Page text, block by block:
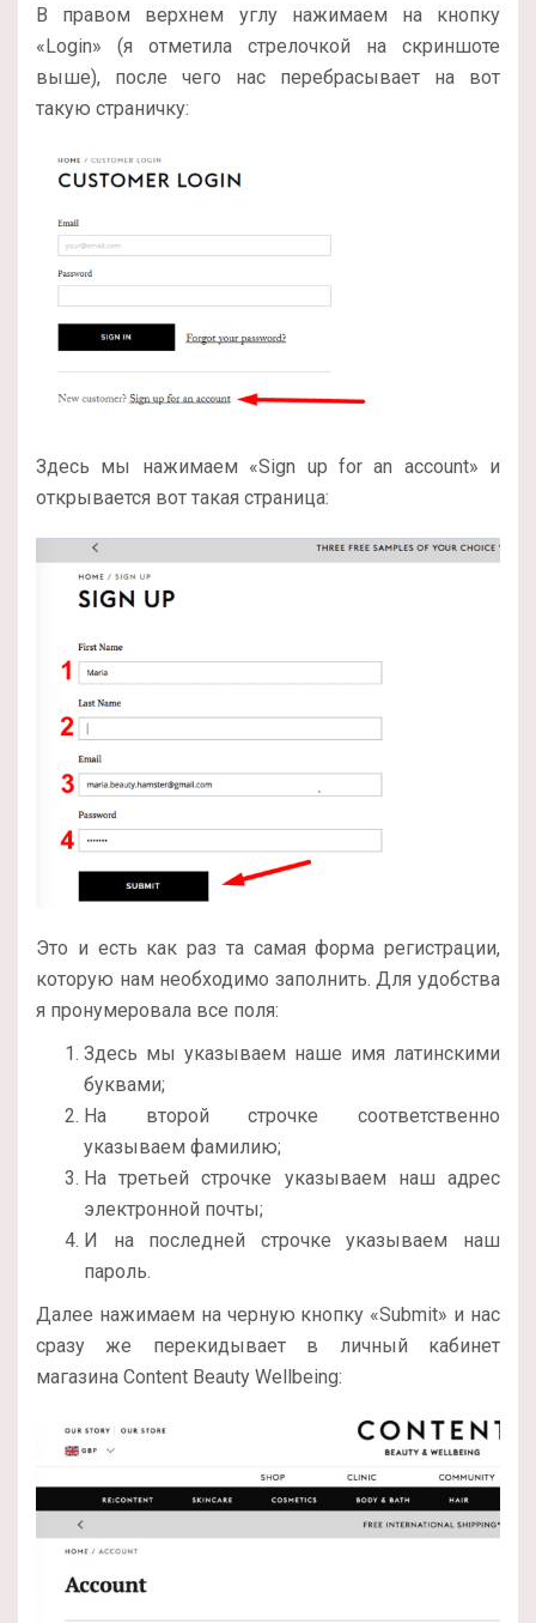
В правом верхнем углу нажимаем на кнопку
«Login» (я отметила стрелочкой на скриншоте
выше), после чего нас перебрасывает на вот
такую страничку:
Здесь мы нажимаем «Sign up for an account» и
открывается вот такая страница:
Это и есть как раз та самая форма регистрации,
которую нам необходимо заполнить. Для удобства
я пронумеровала все поля:
Здесь мы указываем наше имя латинскими
буквами;
На второй строчке соответственно
указываем фамилию;
На третьей строчке указываем наш адрес
электронной почты;
И на последней строчке указываем наш
пароль.
Далее нажимаем на черную кнопку «Submit» и нас
сразу же перекидывает в личный кабинет
магазина Content Beauty Wellbeing: